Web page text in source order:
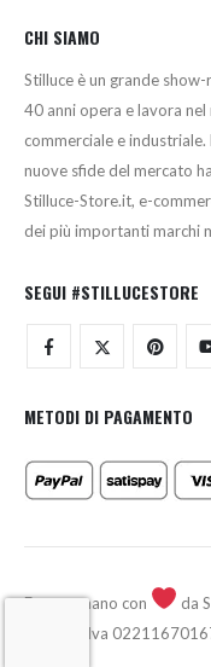
CHI SIAMO
Stilluce è un grande
40 anni opera e lavora nel
commerciale e
nuove sfide del mercato
Stilluce-Store.it, e-
dei più importanti marchi
SEGUI #STILLUCESTORE
METODI DI PAGAMENTO
Fatto a mano con
da
2026 - P.Iva